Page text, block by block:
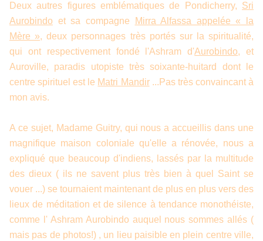
Deux autres figures emblématiques de Pondicherry, Sri
Aurobindo et sa compagne
Mirra Alfassa appelée « la
Mère », deux personnages très portés sur la spiritualité,
qui ont respectivement fondé l'Ashram d'Aurobindo, et
Auroville, paradis utopiste très soixante-huitard dont le
centre spirituel est le Matri Mandir...Pas très convaincant à
mon avis.
A ce sujet, Madame Guitry, qui nous a accueillis dans une
magnifique maison coloniale qu'elle a rénovée, nous a
expliqué que beaucoup d'indiens, lassés par la multitude
des dieux ( ils ne savent plus très bien à quel Saint se
vouer ...) se tournaient maintenant de plus en plus vers des
lieux de méditation et de silence à tendance monothéiste,
comme l' Ashram Aurobindo auquel nous sommes allés (
mais pas de photos!) , un lieu paisible en plein centre ville,